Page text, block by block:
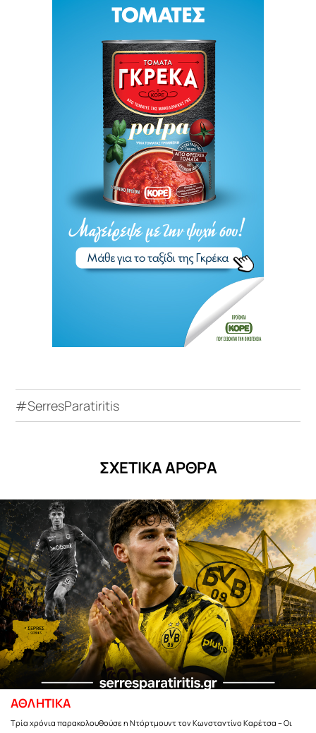
#SerresParatiritis
ΣΧΕΤΙΚΑ ΑΡΘΡΑ
ΑΘΛΗΤΙΚΑ
Τρία χρόνια παρακολουθούσε η Ντόρτμουντ τον Κωνσταντίνο Καρέτσα – Οι